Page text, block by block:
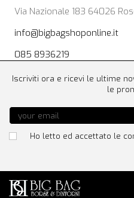
Via Nazionale 183 64026
info@bigbagshoponline.it
085 8936219
Iscriviti ora e ricevi le ultime
le
Ho letto ed accettato le